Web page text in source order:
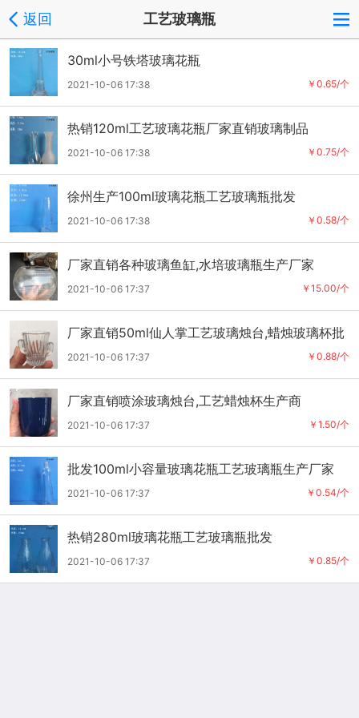
返回 工艺玻璃瓶
30ml小号铁塔玻璃花瓶
￥0.65/个
2021-10-06 17:38
热销120ml工艺玻璃花瓶厂家直销玻璃制品
￥0.75/个
2021-10-06 17:38
徐州生产100ml玻璃花瓶工艺玻璃瓶批发
￥0.58/个
2021-10-06 17:38
厂家直销各种玻璃鱼缸,水培玻璃瓶生产厂家
￥15.00/个
2021-10-06 17:37
厂家直销50ml仙人掌工艺玻璃烛台,蜡烛玻璃杯批
发
￥0.88/个
2021-10-06 17:37
厂家直销喷涂玻璃烛台,工艺蜡烛杯生产商
￥1.50/个
2021-10-06 17:37
批发100ml小容量玻璃花瓶工艺玻璃瓶生产厂家
￥0.54/个
2021-10-06 17:37
热销280ml玻璃花瓶工艺玻璃瓶批发
￥0.85/个
2021-10-06 17:37